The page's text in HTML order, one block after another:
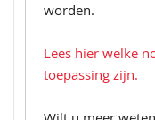
worden.
Lees hier welke
toepassing zijn.